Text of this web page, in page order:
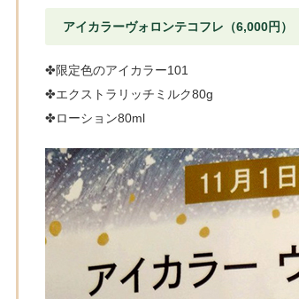
アイカラーヴォロンテコフレ（6,000円）
✤限定色のアイカラー101
✤エクストラリッチミルク80g
✤ローション80ml